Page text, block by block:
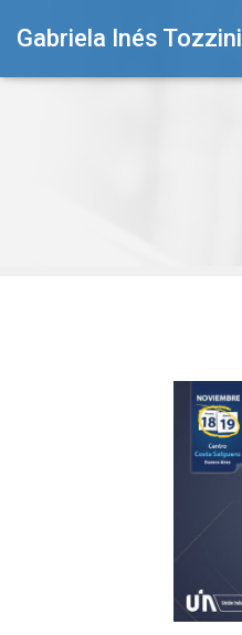
Gabriela Inés Tozzini